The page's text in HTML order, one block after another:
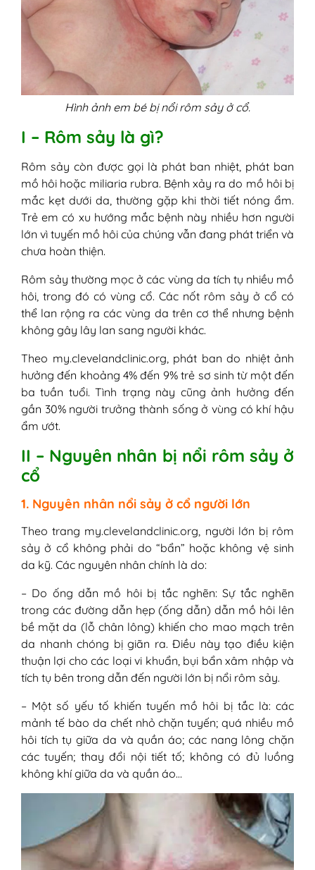
4. Ăn uống đủ chất, uống đủ nước
5. Không dùng sữa tắm, xà phòng có
tính sát khuẩn cao
6. Lưu ý dành riêng cho trẻ sơ sinh và
Hình ảnh em bé bị nổi rôm sảy ở cổ.
I – Rôm sảy là gì?
Rôm sảy còn được gọi là phát ban nhiệt, phát ban
mồ hôi hoặc miliaria rubra. Bệnh xảy ra do mồ hôi bị
mắc kẹt dưới da, thường gặp khi thời tiết nóng ẩm.
Trẻ em có xu hướng mắc bệnh này nhiều hơn người
lớn vì tuyến mồ hôi của chúng vẫn đang phát triển và
chưa hoàn thiện.
Rôm sảy thường mọc ở các vùng da tích tụ nhiều mồ
hôi, trong đó có vùng cổ. Các nốt rôm sảy ở cổ có
thể lan rộng ra các vùng da trên cơ thể nhưng bệnh
không gây lây lan sang người khác.
Theo my.clevelandclinic.org, phát ban do nhiệt ảnh
hưởng đến khoảng 4% đến 9% trẻ sơ sinh từ một đến
ba tuần tuổi. Tình trạng này cũng ảnh hưởng đến
gần 30% người trưởng thành sống ở vùng có khí hậu
ẩm ướt.
II – Nguyên nhân bị nổi rôm sảy ở
cổ
1. Nguyên nhân nổi sảy ở cổ người lớn
Theo trang my.clevelandclinic.org, người lớn bị rôm
sảy ở cổ không phải do “bẩn” hoặc không vệ sinh
da kỹ. Các nguyên nhân chính là do:
– Do ống dẫn mồ hôi bị tắc nghẽn: Sự tắc nghẽn
trong các đường dẫn hẹp (ống dẫn) dẫn mồ hôi lên
bề mặt da (lỗ chân lông) khiến cho mao mạch trên
da nhanh chóng bị giãn ra. Điều này tạo điều kiện
thuận lợi cho các loại vi khuẩn, bụi bẩn xâm nhập và
tích tụ bên trong dẫn đến người lớn bị nổi rôm sảy.
– Một số yếu tố khiến tuyến mồ hôi bị tắc là: các
mảnh tế bào da chết nhỏ chặn tuyến; quá nhiều mồ
hôi tích tụ giữa da và quần áo; các nang lông chặn
các tuyến; thay đổi nội tiết tố; không có đủ luồng
không khí giữa da và quần áo…